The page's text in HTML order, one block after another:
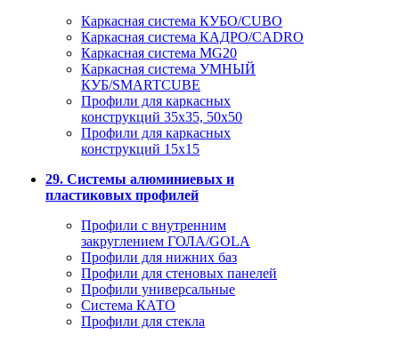
Каркасная система КУБО/CUBO
Каркасная система КАДРО/CADRO
Каркасная система MG20
Каркасная система УМНЫЙ
КУБ/SMARTCUBE
Профили для каркасных
конструкций 35x35, 50x50
Профили для каркасных
конструкций 15х15
29. Системы алюминиевых и
пластиковых профилей
Профили с внутренним
закруглением ГОЛА/GOLA
Профили для нижних баз
Профили для стеновых панелей
Профили универсальные
Система КАТО
Профили для стекла